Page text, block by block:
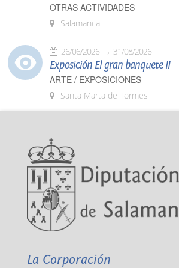
OTRAS ACTIVIDADES
Salamanca
26/06/2026 31/08/2026
Exposición El gran banquete II
ARTE / EXPOSICIONES
Santa Marta de Tormes
La Corporación